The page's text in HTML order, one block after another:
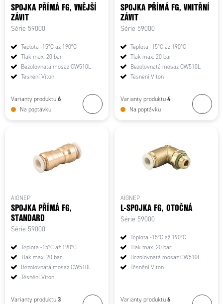
SPOJKA PŘÍMÁ FG, VNĚJŠÍ
ZÁVIT
Série 59000
Teplota -15°C až 190°C
Tlak max. 20 bar
Bezolovnatá mosaz CW510L
Těsnění Viton
Varianty produktu 6
Na poptávku
SPOJKA PŘÍMÁ FG, VNITŘNÍ
ZÁVIT
Série 59000
Teplota -15°C až 190°C
Tlak max. 20 bar
Bezolovnatá mosaz CW510L
Těsnění Viton
Varianty produktu 4
Na poptávku
AIGNEP
SPOJKA PŘÍMÁ FG,
STANDARD
Série 59000
Teplota -15°C až 190°C
Tlak max. 20 bar
Bezolovnatá mosaz CW510L
Těsnění Viton
Varianty produktu 3
AIGNEP
L-SPOJKA FG, OTOČNÁ
Série 59000
Teplota -15°C až 190°C
Tlak max. 20 bar
Bezolovnatá mosaz CW510L
Těsnění Viton
Varianty produktu 6